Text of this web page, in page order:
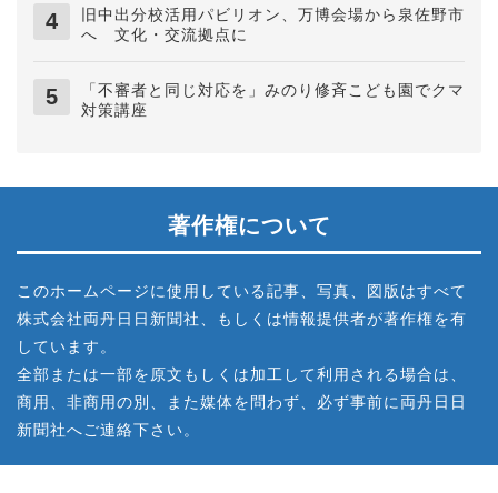
旧中出分校活用パビリオン、万博会場から泉佐野市
へ 文化・交流拠点に
「不審者と同じ対応を」みのり修斉こども園でクマ
対策講座
著作権について
このホームページに使用している記事、写真、図版はすべて
株式会社両丹日日新聞社、もしくは情報提供者が著作権を有
しています。
全部または一部を原文もしくは加工して利用される場合は、
商用、非商用の別、また媒体を問わず、必ず事前に両丹日日
新聞社へご連絡下さい。